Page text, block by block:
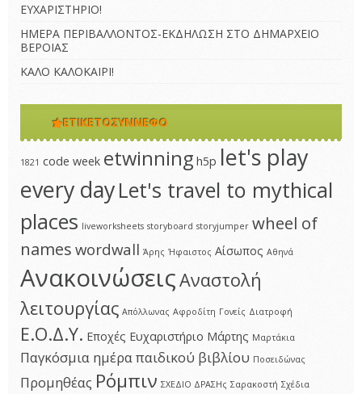
ΕΥΧΑΡΙΣΤΗΡΙΟ!
ΗΜΕΡΑ ΠΕΡΙΒΑΛΛΟΝΤΟΣ-ΕΚΔΗΛΩΣΗ ΣΤΟ ΔΗΜΑΡΧΕΙΟ
ΒΕΡΟΙΑΣ
ΚΑΛΟ ΚΑΛΟΚΑΙΡΙ!
ΕΤΙΚΕΤΟΣΎΝΝΕΦΟ
1821 code week etwinning h5p let's play
every dayLet's travel to mythical
places liveworksheets storyboard storyjumper wheel of
names wordwall Άρης Ήφαιστος Αίσωπος Αθηνά
ΑνακοινώσειςΑναστολή
λειτουργίας Απόλλωνας Αφροδίτη Γονείς Διατροφή
Ε.Ο.Δ.Υ. Εποχές Ευχαριστήριο Μάρτης Μαρτάκια
Παγκόσμια ημέρα παιδικού βιβλίου Ποσειδώνας
Προμηθέας Ρόμπιν ΣΧΕΔΙΟ ΔΡΑΣΗς Σαρακοστή Σχέδια